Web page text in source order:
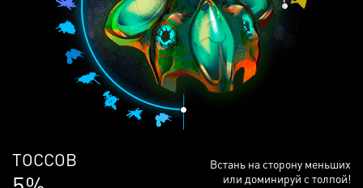
ЛЮДЕЙ
Встань на сторону меньших
или доминируй с толпой!